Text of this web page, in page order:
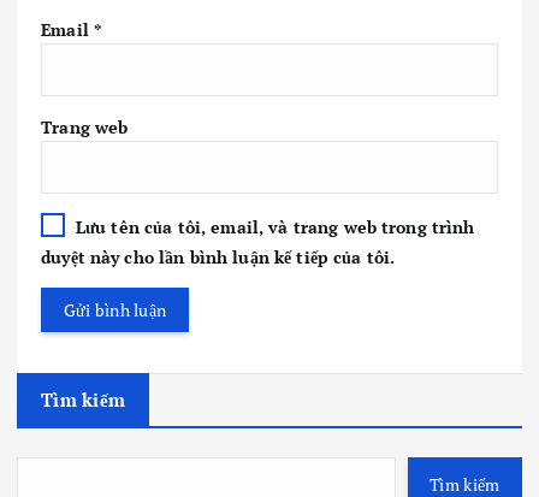
Email *
Trang web
Lưu tên của tôi, email, và trang web trong trình
duyệt này cho lần bình luận kế tiếp của tôi.
Tìm kiếm
Tìm kiếm